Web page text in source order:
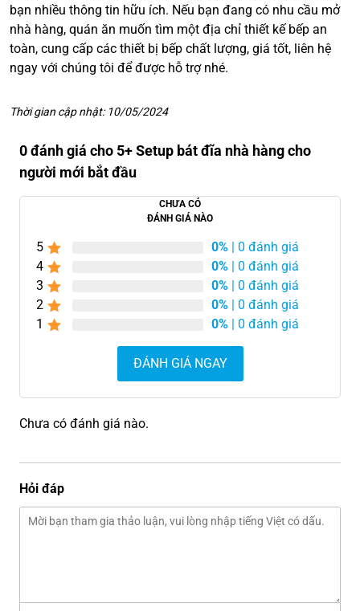
bạn nhiều thông tin hữu ích. Nếu bạn đang có nhu cầu mở
nhà hàng, quán ăn muốn tìm một địa chỉ thiết kế bếp an
toàn, cung cấp các thiết bị bếp chất lượng, giá tốt, liên hệ
ngay với chúng tôi để được hỗ trợ nhé.
Thời gian cập nhật: 10/05/2024
0 đánh giá cho 5+ Setup bát đĩa nhà hàng cho
người mới bắt đầu
CHƯA CÓ
ĐÁNH GIÁ NÀO
5 0% | 0 đánh giá
4
0% | 0 đánh giá
3
0% | 0 đánh giá
2
0% | 0 đánh giá
1
0% | 0 đánh giá
ĐÁNH GIÁ NGAY
Chưa có đánh giá nào.
Hỏi đáp